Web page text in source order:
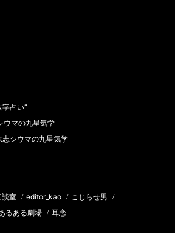
占い”
ウマの九星気学
志シウマの九星気学
談室 / editor_kao / こじらせ男 /
るある劇場 / 耳恋